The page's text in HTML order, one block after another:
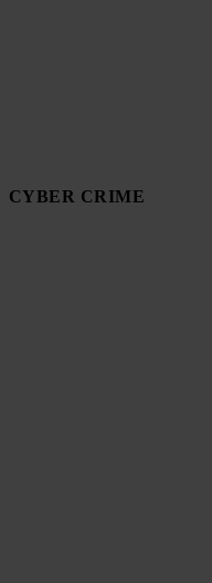
CYBER CRIME